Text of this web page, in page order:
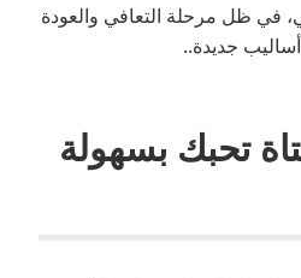
في ظل مرحلة التعافي والعودة
جديدة..
تحبك بسهولة